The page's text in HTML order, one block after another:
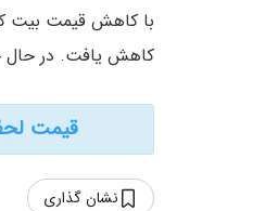
کاهش یافت. در حال حاضر ارزش
قیمت
نشان گذاری